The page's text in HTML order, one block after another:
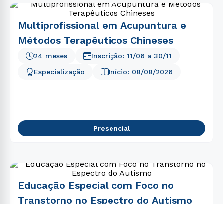
Multiprofissional em Acupuntura e
Métodos Terapêuticos Chineses
Especialização
24 meses
Início: 08/08/2026
Inscrição: 11/06 a 30/11
Presencial
Educação Especial com Foco no
Transtorno no Espectro do Autismo